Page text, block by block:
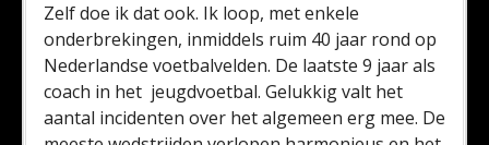
Zelf doe ik dat ook. Ik loop, met enkele
onderbrekingen, inmiddels ruim 40 jaar rond op
Nederlandse voetbalvelden. De laatste 9 jaar als
coach in het jeugdvoetbal. Gelukkig valt het
aantal incidenten over het algemeen erg mee. De